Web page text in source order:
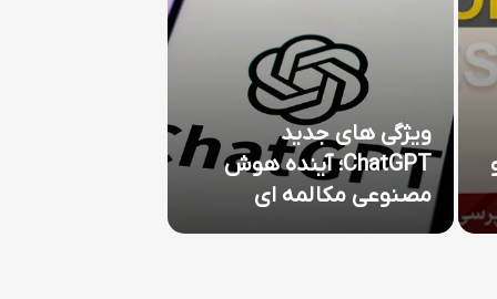
ویژگی های جدید
ChatGPT؛ آینده هوش
مصنوعی مکالمه ای